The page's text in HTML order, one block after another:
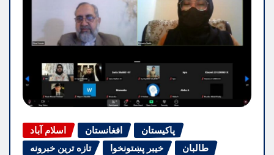
اسلام آباد افغانستان
پاکیستان
تازه ترین خبرونه
خیبر پښتونخوا
طالبان